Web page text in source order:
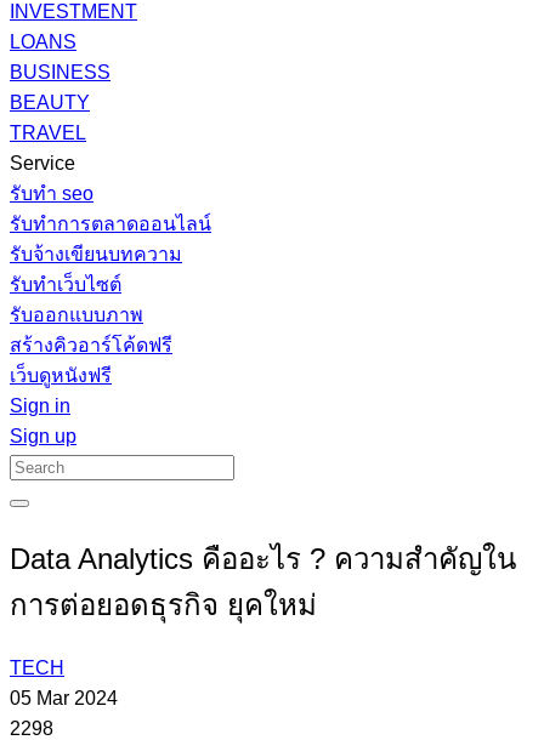
INVESTMENT
LOANS
BUSINESS
BEAUTY
TRAVEL
Service
รับทํา seo
รับทำการตลาดออนไลน์
รับจ้างเขียนบทความ
รับทำเว็บไซต์
รับออกแบบภาพ
สร้างคิวอาร์โค้ดฟรี
เว็บดูหนังฟรี
Sign in
Sign up
Data Analytics คืออะไร ? ความสำคัญใน
การต่อยอดธุรกิจ ยุคใหม่
TECH
05 Mar 2024
2298